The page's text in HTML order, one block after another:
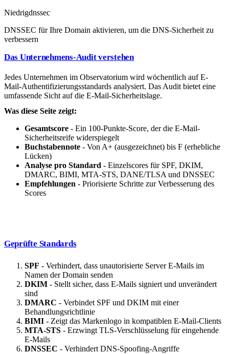
Niedrigdnssec
DNSSEC für Ihre Domain aktivieren, um die DNS-Sicherheit zu
verbessern
Das Unternehmens-Audit verstehen
Jedes Unternehmen im Observatorium wird wöchentlich auf E-
Mail-Authentifizierungsstandards analysiert. Das Audit bietet eine
umfassende Sicht auf die E-Mail-Sicherheitslage.
Was diese Seite zeigt:
Gesamtscore - Ein 100-Punkte-Score, der die E-Mail-
Sicherheitsreife widerspiegelt
Buchstabennote - Von A+ (ausgezeichnet) bis F (erhebliche
Lücken)
Analyse pro Standard - Einzelscores für SPF, DKIM,
DMARC, BIMI, MTA-STS, DANE/TLSA und DNSSEC
Empfehlungen - Priorisierte Schritte zur Verbesserung des
Scores
Geprüfte Standards
SPF - Verhindert, dass unautorisierte Server E-Mails im
Namen der Domain senden
DKIM - Stellt sicher, dass E-Mails signiert und unverändert
sind
DMARC - Verbindet SPF und DKIM mit einer
Behandlungsrichtlinie
BIMI - Zeigt das Markenlogo in kompatiblen E-Mail-Clients
MTA-STS - Erzwingt TLS-Verschlüsselung für eingehende
E-Mails
DNSSEC - Verhindert DNS-Spoofing-Angriffe